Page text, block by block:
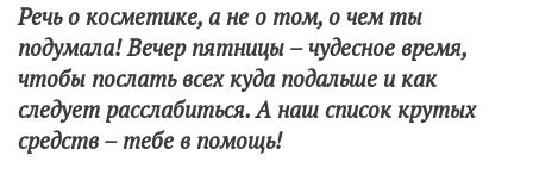
Речь о косметике, а не о том, о чем ты
подумала! Вечер пятницы – чудесное время,
чтобы послать всех куда подальше и как
следует расслабиться. А наш список крутых
средств – тебе в помощь!